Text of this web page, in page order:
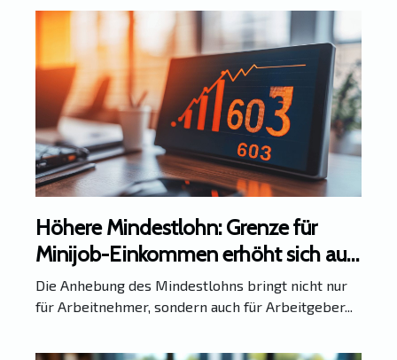
Höhere Mindestlohn: Grenze für
Minijob-Einkommen erhöht sich auf
603 Euro ab 2026
Die Anhebung des Mindestlohns bringt nicht nur
für Arbeitnehmer, sondern auch für Arbeitgeber...